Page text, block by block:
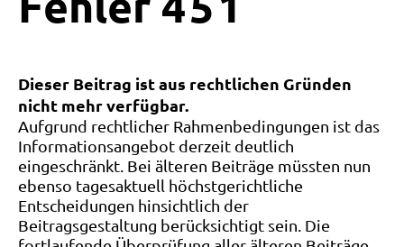
Dieser Beitrag ist aus rechtlichen Gründen
nicht mehr verfügbar.
Aufgrund rechtlicher Rahmenbedingungen ist das
Informationsangebot derzeit deutlich
eingeschränkt. Bei älteren Beiträge müssten nun
ebenso tagesaktuell höchstgerichtliche
Entscheidungen hinsichtlich der
Beitragsgestaltung berücksichtigt sein. Die